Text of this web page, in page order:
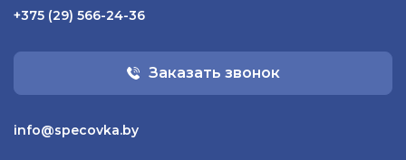
+375 (29) 566-24-36
Заказать звонок
info@specovka.by